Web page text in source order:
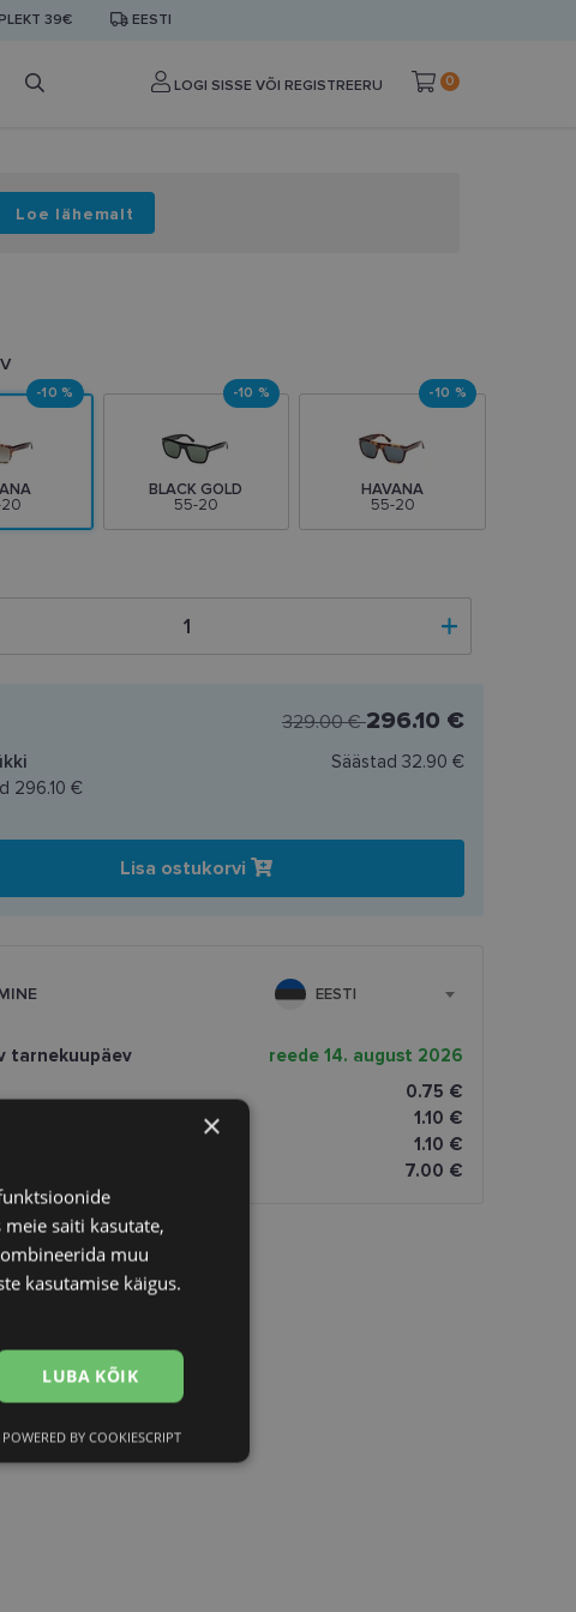
39€ EESTI
LOGI SISSE VÕI REGISTREERU 0
Loe lähemalt
-10 %
BLACK GOLD
55-20
-10 %
HAVANA
55-20
-10 %
329.00 €296.10 €
296.10 €
Säästad 32.90 €
Lisa ostukorvi
EESTI
tarnekuupäev
reede 14. august 2026
0.75 €
1.10 €
1.10 €
7.00 €
×
saiti kasutate,
muu
kasutamise käigus.
LUBA KÕIK
Eelistused
POWERED BY COOKIESCRIPT